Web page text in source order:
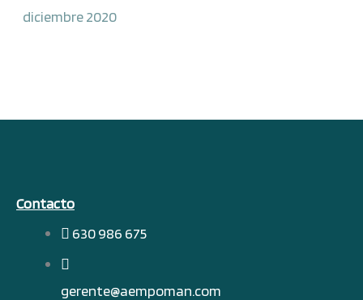
diciembre 2020
Contacto
630 986 675
gerente@aempoman.com